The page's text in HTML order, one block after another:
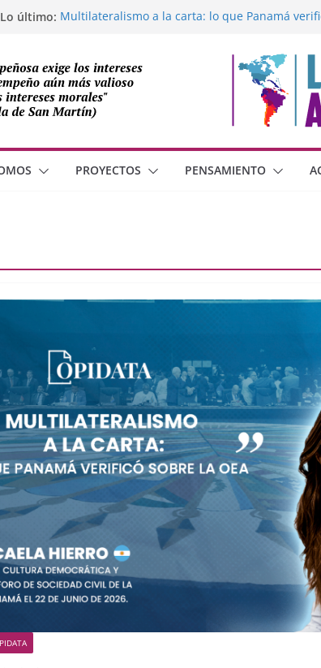
Lo último: Multilateralismo a la carta: lo que Panamá
Cuba
Los avances de México frente al crimen
cooperación soberana con Estados Unidos
Adam Smith y la moral cristiana
¿Dos economías o dos dimensiones humanas?
PROYECTOS PENSAMIENTO